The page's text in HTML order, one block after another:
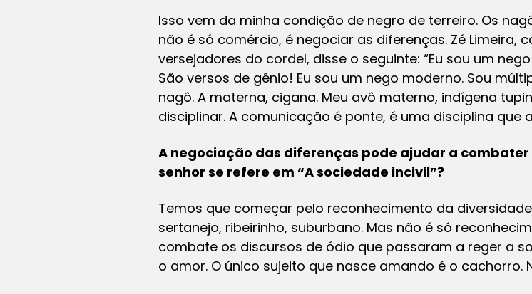
Isso vem da minha condição de negro de terreiro. Os
não é só comércio, é negociar as diferenças. Zé Limeira,
versejadores do cordel, disse o seguinte: “Eu sou um
São versos de gênio! Eu sou um nego moderno. Sou
nagô. A materna, cigana. Meu avô materno, indígena
disciplinar. A comunicação é ponte, é uma disciplina
A negociação das diferenças pode ajudar a combater
senhor se refere em “A sociedade incivil”?
Temos que começar pelo reconhecimento da
sertanejo, ribeirinho, suburbano. Mas não é só
combate os discursos de ódio que passaram a reger a
o amor. O único sujeito que nasce amando é o cachorro.